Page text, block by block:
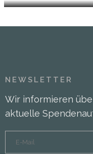
NEWSLETTER
Wir informieren
aktuelle